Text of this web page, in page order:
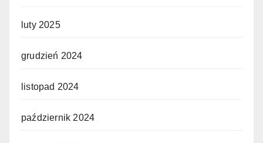
luty 2025
grudzień 2024
listopad 2024
październik 2024